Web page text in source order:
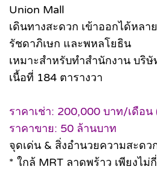
Union Mall
เดินทางสะดวก เข้าออกได้หล
รัชดาภิเษก และพหลโยธิน
เหมาะสำหรับทำสำนักงาน บริ
เนื้อที่ 184 ตารางวา
ราคาเช่า: 200,000 บาท/เดือน
ราคาขาย: 50 ล้านบาท
จุดเด่น & สิ่งอำนวยความสะดว
* ใกล้ MRT ลาดพร้าว เพียงไม่